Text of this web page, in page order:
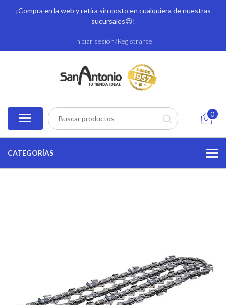
¡Compra en la web y retira sin costo en cualquiera de nuestras
sucursales😍!
Iniciar sesión/Registrarse
0
CATEGORÍAS